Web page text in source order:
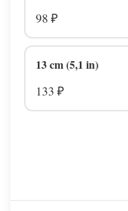
98 ₽
13 cm (5,1 in)
133 ₽